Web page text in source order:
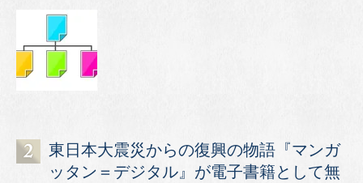
東日本大震災からの復興の物語『マンガ
ッタン＝デジタル』が電子書籍として無